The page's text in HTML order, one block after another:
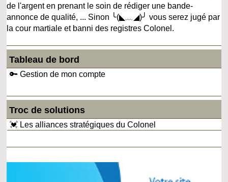
de l'argent en prenant le soin de rédiger une bande-
annonce de qualité, ... Sinon ╰(◣﹏◢)╯ vous serez jugé par
la cour martiale et banni des registres Colonel.
Tableau de bord
🔑 Gestion de mon compte
Troc de solutions
💓 Les alliances stratégiques du Colonel